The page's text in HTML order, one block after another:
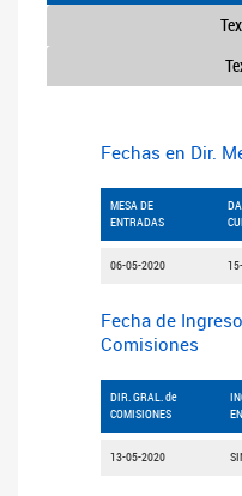
Fechas en Dir.
MESA DE
ENTRADAS
06-05-2020
Fecha de
Comisiones
DIR. GRAL. de
COMISIONES
13-05-2020